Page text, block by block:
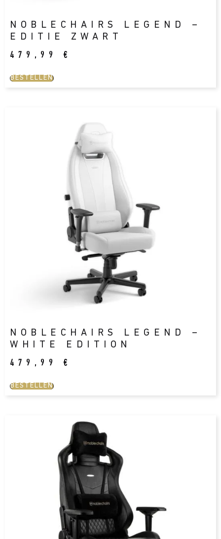
NOBLECHAIRS LEGEND –
EDITIE ZWART
479,99 €
BESTELLEN
NOBLECHAIRS LEGEND –
WHITE EDITION
479,99 €
BESTELLEN